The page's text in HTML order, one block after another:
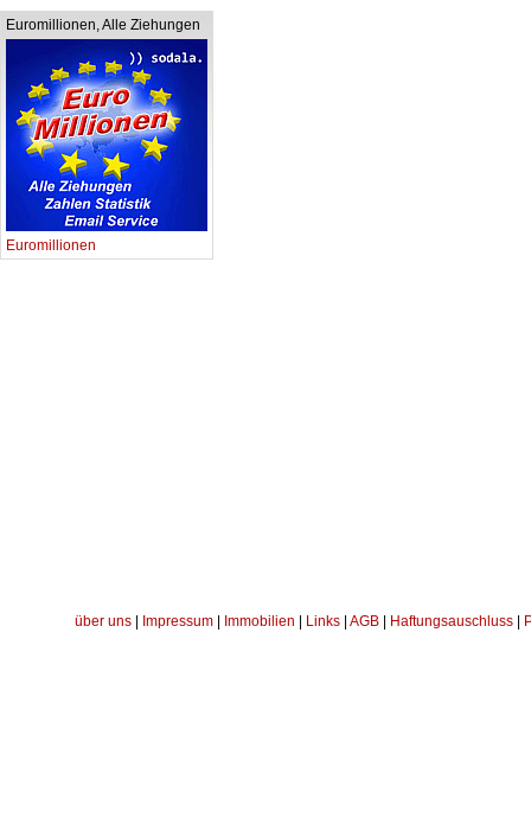
Euromillionen, Alle Ziehungen
Euromillionen
über uns Impressum Immobilien Links AGB Haftungsauschluss